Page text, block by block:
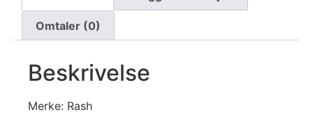
Omtaler (0)
Beskrivelse
Merke: Rash